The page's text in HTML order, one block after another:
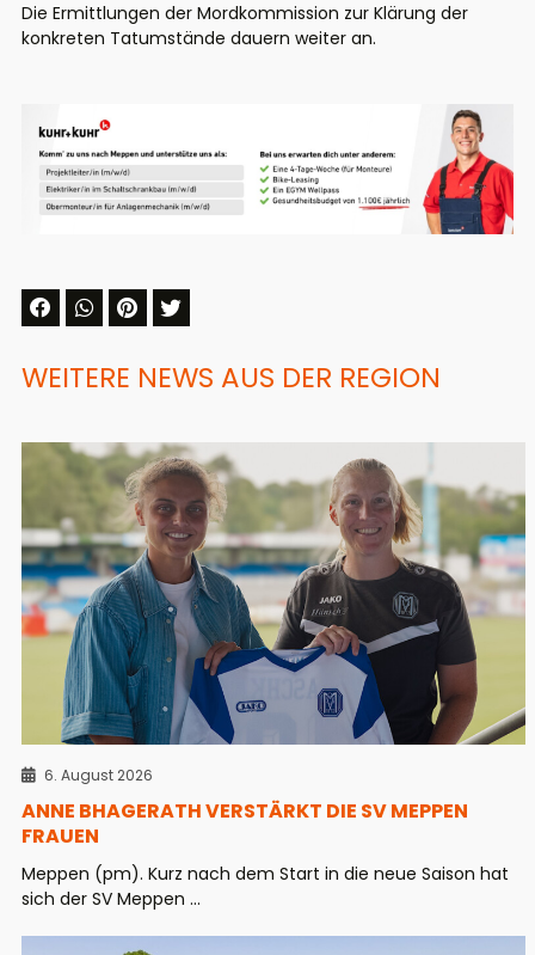
Die Ermittlungen der Mordkommission zur Klärung der
konkreten Tatumstände dauern weiter an.
WEITERE NEWS AUS DER REGION
6. August 2026
ANNE BHAGERATH VERSTÄRKT DIE SV MEPPEN
FRAUEN
Meppen (pm). Kurz nach dem Start in die neue Saison hat
sich der SV Meppen ...